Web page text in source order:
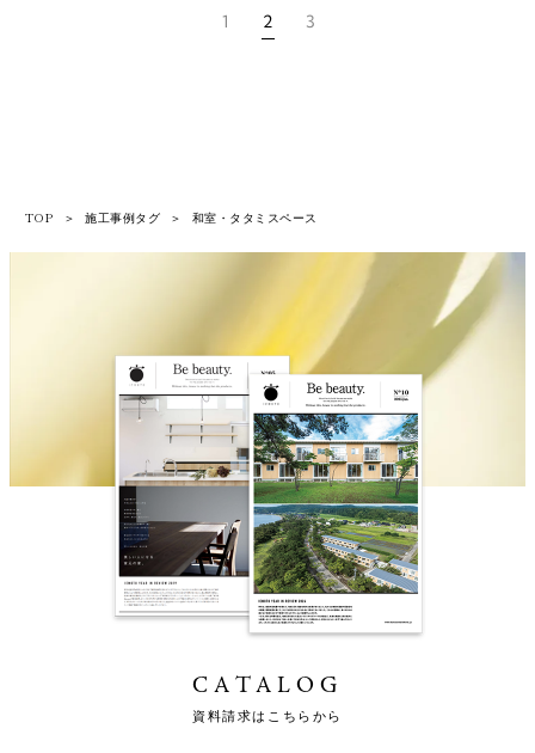
1 2 3
TOP ＞ 施工事例タグ ＞ 和室・タタミスペース
CATALOG
資料請求はこちらから